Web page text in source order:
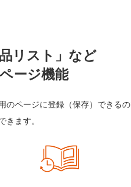
リスト」など
ージ機能
のページに登録（保存）できる
きます。